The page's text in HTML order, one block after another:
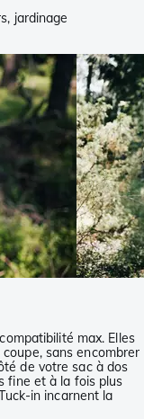
jardinage
max. Elles
sans encombrer
de votre sac à dos
fine et à la fois plus
in incarnent la